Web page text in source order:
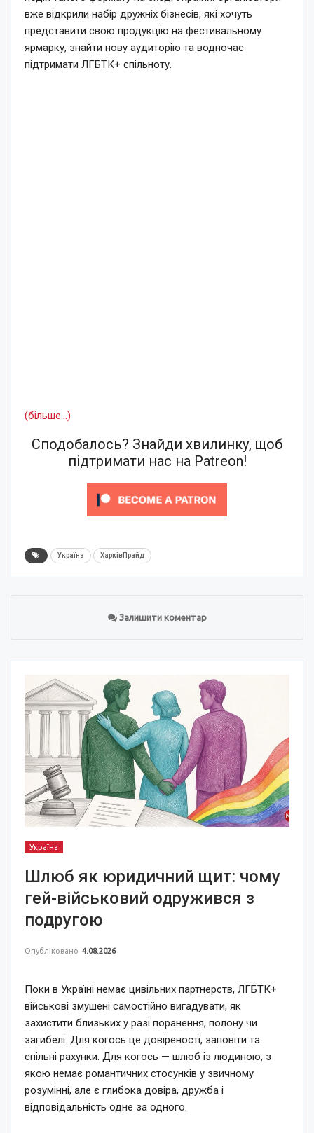
вже відкрили набір дружніх бізнесів, які хочуть
представити свою продукцію на фестивальному
ярмарку, знайти нову аудиторію та водночас
підтримати ЛГБТК+ спільноту.
(більше…)
Сподобалось? Знайди хвилинку, щоб
підтримати нас на Patreon!
Україна ХарківПрайд
Залишити коментар
Україна
Шлюб як юридичний щит: чому
гей-військовий одружився з
подругою
Опубліковано 4.08.2026
Поки в Україні немає цивільних партнерств, ЛГБТК+
військові змушені самостійно вигадувати, як
захистити близьких у разі поранення, полону чи
загибелі. Для когось це довіреності, заповіти та
спільні рахунки. Для когось — шлюб із людиною, з
якою немає романтичних стосунків у звичному
розумінні, але є глибока довіра, дружба і
відповідальність одне за одного.